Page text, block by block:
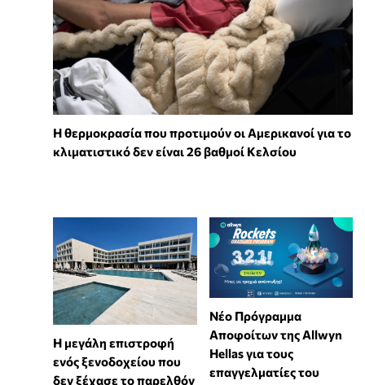
Η θερμοκρασία που προτιμούν οι Αμερικανοί για το
κλιματιστικό δεν είναι 26 βαθμοί Κελσίου
Η μεγάλη επιστροφή
ενός ξενοδοχείου που
δεν ξέχασε το παρελθόν
Νέο Πρόγραμμα
Αποφοίτων της Allwyn
Hellas για τους
επαγγελματίες του